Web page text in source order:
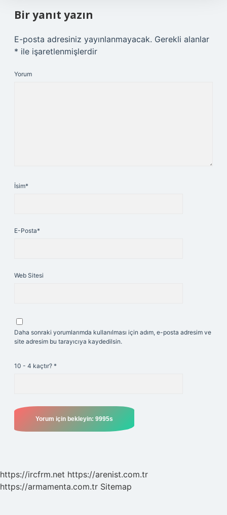
Bir yanıt yazın
E-posta adresiniz yayınlanmayacak. Gerekli alanlar
* ile işaretlenmişlerdir
Yorum
İsim*
E-Posta*
Web Sitesi
Daha sonraki yorumlarımda kullanılması için adım, e-posta adresim ve
site adresim bu tarayıcıya kaydedilsin.
10 - 4 kaçtır? *
https://ircfrm.net https://arenist.com.tr
https://armamenta.com.tr Sitemap